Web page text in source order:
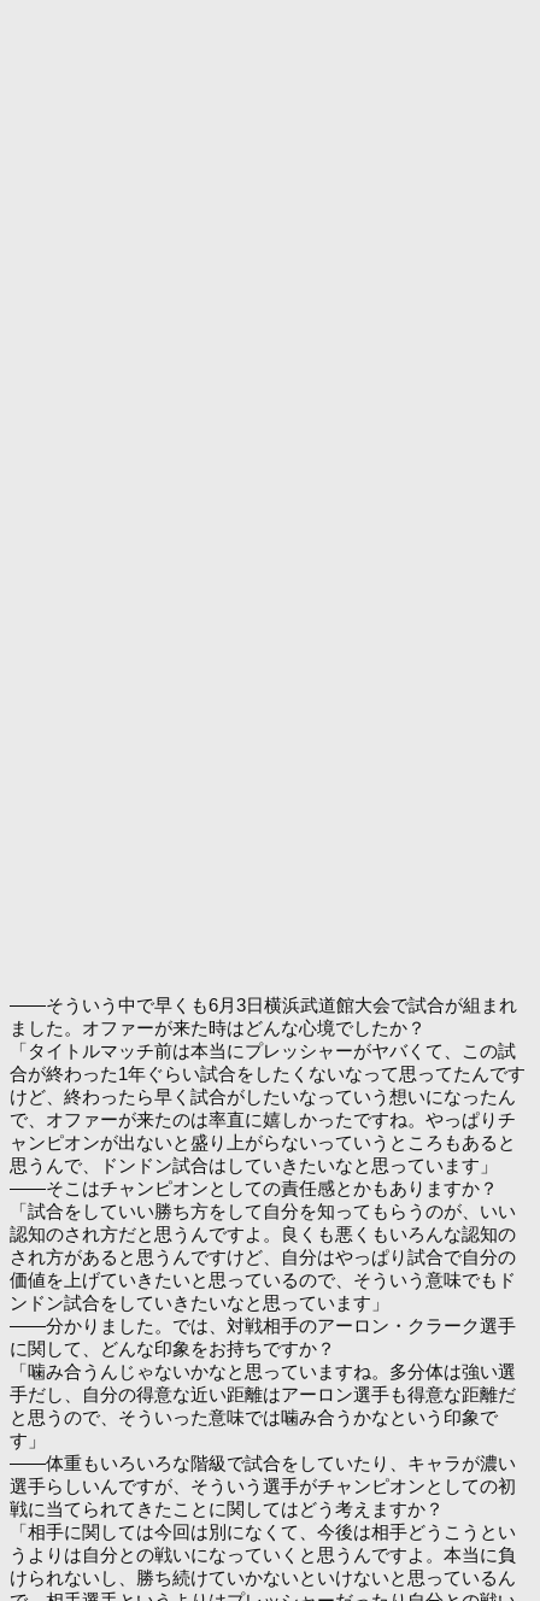
――そういう中で早くも6月3日横浜武道館大会で試合が組まれ
ました。オファーが来た時はどんな心境でしたか？
「タイトルマッチ前は本当にプレッシャーがヤバくて、この試
合が終わった1年ぐらい試合をしたくないなって思ってたんです
けど、終わったら早く試合がしたいなっていう想いになったん
で、オファーが来たのは率直に嬉しかったですね。やっぱりチ
ャンピオンが出ないと盛り上がらないっていうところもあると
思うんで、ドンドン試合はしていきたいなと思っています」
――そこはチャンピオンとしての責任感とかもありますか？
「試合をしていい勝ち方をして自分を知ってもらうのが、いい
認知のされ方だと思うんですよ。良くも悪くもいろんな認知の
され方があると思うんですけど、自分はやっぱり試合で自分の
価値を上げていきたいと思っているので、そういう意味でもド
ンドン試合をしていきたいなと思っています」
――分かりました。では、対戦相手のアーロン・クラーク選手
に関して、どんな印象をお持ちですか？
「噛み合うんじゃないかなと思っていますね。多分体は強い選
手だし、自分の得意な近い距離はアーロン選手も得意な距離だ
と思うので、そういった意味では噛み合うかなという印象で
す」
――体重もいろいろな階級で試合をしていたり、キャラが濃い
選手らしいんですが、そういう選手がチャンピオンとしての初
戦に当てられてきたことに関してはどう考えますか？
「相手に関しては今回は別になくて、今後は相手どうこうとい
うよりは自分との戦いになっていくと思うんですよ。本当に負
けられないし、勝ち続けていかないといけないと思っているん